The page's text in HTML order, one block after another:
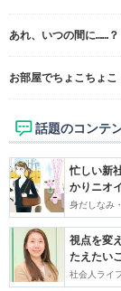
あれ、いつの間に……
お部屋でちょこちょ
話題のコンテ
忙しい新
かりニオ
身だしなみ
視点を変
たえたい
社会人ライ